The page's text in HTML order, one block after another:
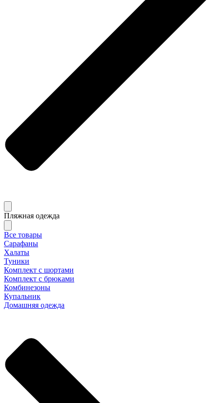
Пляжная одежда
Все товары
Сарафаны
Халаты
Туники
Комплект с шортами
Комплект с брюками
Комбинезоны
Купальник
Домашняя одежда